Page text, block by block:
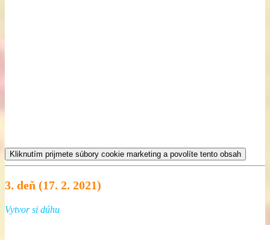
Kliknutím prijmete súbory cookie marketing a povolíte tento obsah
3. deň (17. 2. 2021)
Vytvor si dúhu